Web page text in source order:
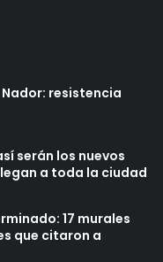
Nador: resistencia
serán los nuevos
a toda la ciudad
17 murales
que citaron a